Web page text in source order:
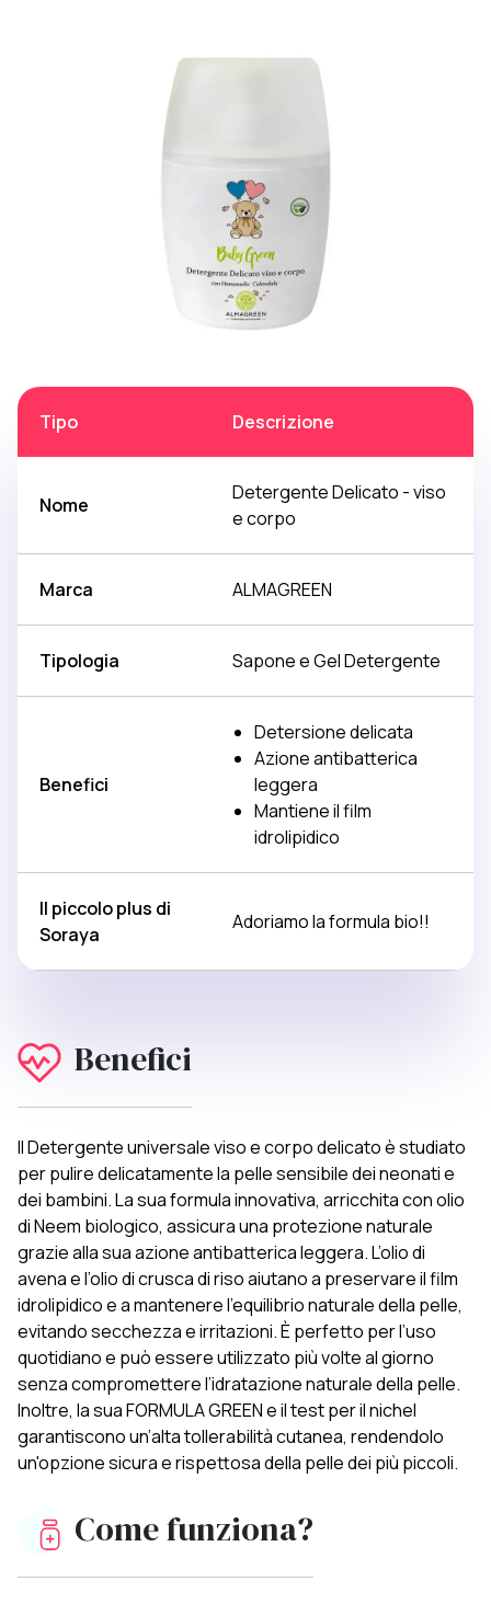
Tipo Descrizione
Nome
Detergente Delicato - viso
e corpo
Marca ALMAGREEN
Tipologia Sapone e Gel Detergente
Benefici
Detersione delicata
Azione antibatterica
leggera
Mantiene il film
idrolipidico
Il piccolo plus di
Soraya
Adoriamo la formula bio!!
Benefici
Il Detergente universale viso e corpo delicato è studiato
per pulire delicatamente la pelle sensibile dei neonati e
dei bambini. La sua formula innovativa, arricchita con olio
di Neem biologico, assicura una protezione naturale
grazie alla sua azione antibatterica leggera. L’olio di
avena e l’olio di crusca di riso aiutano a preservare il film
idrolipidico e a mantenere l’equilibrio naturale della pelle,
evitando secchezza e irritazioni. È perfetto per l’uso
quotidiano e può essere utilizzato più volte al giorno
senza compromettere l’idratazione naturale della pelle.
Inoltre, la sua FORMULA GREEN e il test per il nichel
garantiscono un’alta tollerabilità cutanea, rendendolo
un'opzione sicura e rispettosa della pelle dei più piccoli.
Come funziona?